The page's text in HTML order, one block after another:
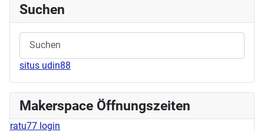
Suchen
situs udin88
Makerspace Öffnungszeiten
ratu77 login